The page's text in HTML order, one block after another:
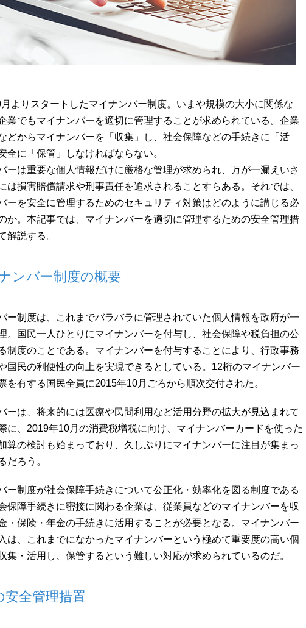
よりスタートしたマイナンバー制度。いまや規模の大小に関係な
業でもマイナンバーを適切に管理することが求められている。企業
どからマイナンバーを「収集」し、社会保障などの手続きに「活
全に「保管」しなければならない。
ーは重要な個人情報だけに厳格な管理が求められ、万が一漏えいさ
は損害賠償請求や刑事責任を追求されることすらある。それでは、
ーを安全に管理するためのセキュリティ対策はどのように講じる必
か。本記事では、マイナンバーを適切に管理するための安全管理措
解説する。
ンバー制度の概要
ー制度は、これまでバラバラに管理されていた個人情報を政府が一
。国民一人ひとりにマイナンバーを付与し、社会保障や税負担の公
制度のことである。マイナンバーを付与することにより、行政事務
国民の利便性の向上を実現できるとしている。12桁のマイナンバー
を有する国民全員に2015年10月ごろから順次交付された。
ーは、将来的には医療や民間利用など活用分野の拡大が見込まれて
に、2019年10月の消費税増税に向け、マイナンバーカードを使った
算の検討も始まっており、久しぶりにマイナンバーに注目が集まっ
だろう。
ー制度が社会保障手続きについて公正化・効率化を図る制度である
保障手続きに密接に関わる企業は、従業員などのマイナンバーを収
・保険・年金の手続きに活用することが必要となる。マイナンバー
は、これまでになかったマイナンバーという極めて重要度の高い個
集・活用し、保管するという難しい対応が求められているのだ。
安全管理措置